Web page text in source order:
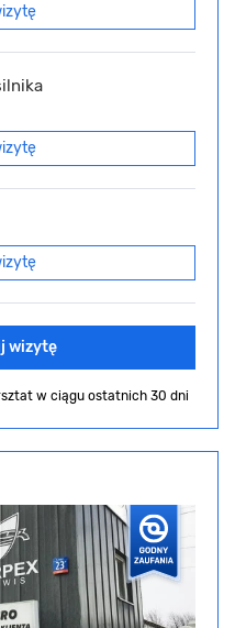
wizytę
w ciągu ostatnich 30 dni